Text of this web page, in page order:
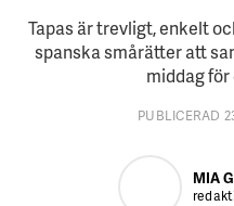
Tapas är trevligt, enkelt
spanska smårätter att
middag för
PUBLICERAD
MIA